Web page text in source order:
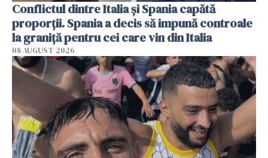
Conflictul dintre Italia și Spania capătă
proporții. Spania a decis să impună controale
la graniță pentru cei care vin din Italia
08 AUGUST 2026